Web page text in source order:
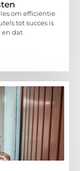
om efficiëntie
tot succes is
en dat